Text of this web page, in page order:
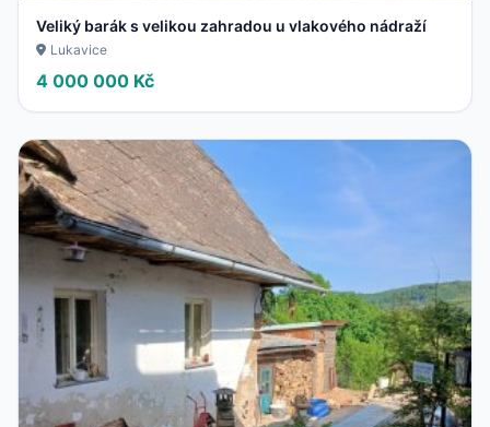
Veliký barák s velikou zahradou u vlakového nádraží
Lukavice
4 000 000 Kč